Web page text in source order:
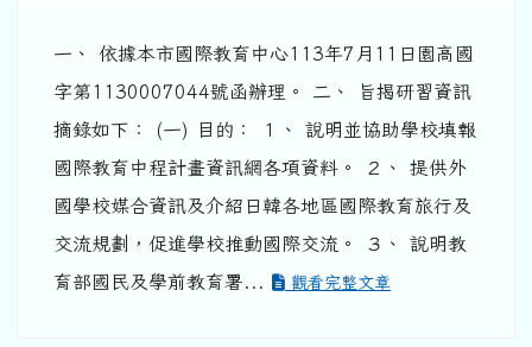
一、 依據本市國際教育中心113年7月11日園高國
字第1130007044號函辦理。 二、 旨揭研習資訊
摘錄如下： (一) 目的： １、 說明並協助學校填報
國際教育中程計畫資訊網各項資料。 ２、 提供外
國學校媒合資訊及介紹日韓各地區國際教育旅行及
交流規劃，促進學校推動國際交流。 ３、 說明教
育部國民及學前教育署...
觀看完整文章